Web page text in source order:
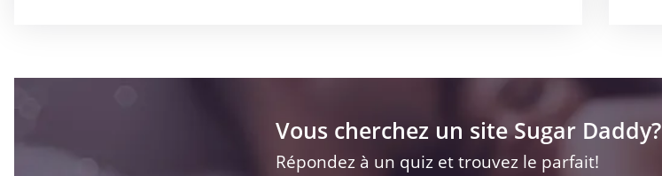
Vous cherchez un site Sugar Daddy?
Répondez à un quiz et trouvez le parfait!